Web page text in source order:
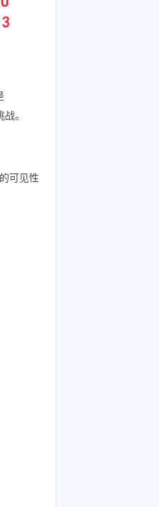
。
可见性